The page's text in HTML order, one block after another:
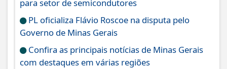
para setor de semicondutores
PL oficializa Flávio Roscoe na disputa pelo
Governo de Minas Gerais
Confira as principais notícias de Minas Gerais
com destaques em várias regiões